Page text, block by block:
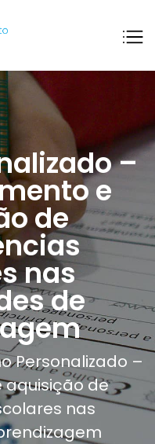
–
e
de
nas
de
Personalizado –
aquisição de
nas